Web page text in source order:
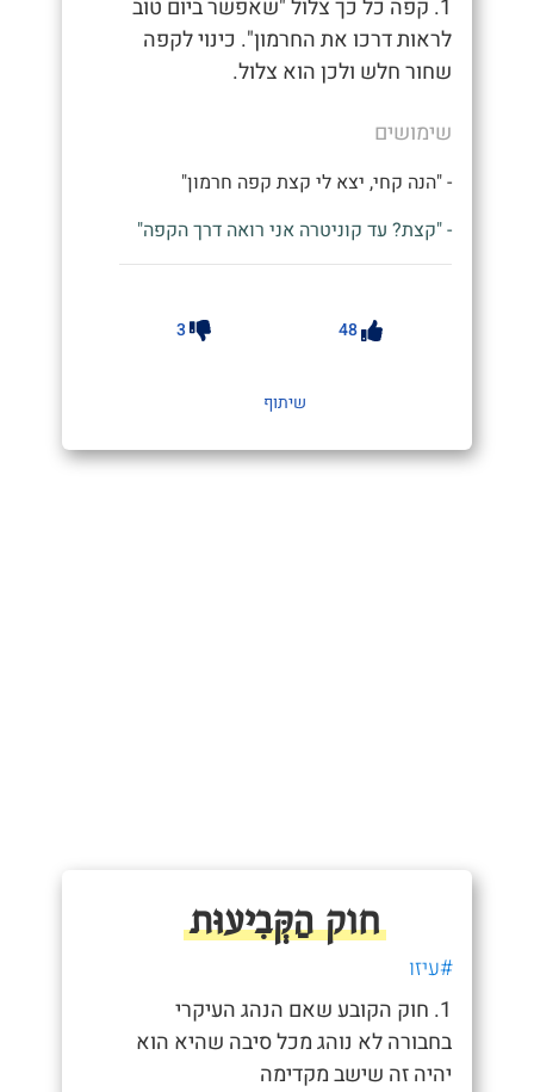
1. קפה כל כך צלול "שאפשר ביום טוב
לראות דרכו את החרמון". כינוי לקפה
שחור חלש ולכן הוא צלול.
שימושים
- "הנה קחי, יצא לי קצת קפה חרמון"
- "קצת? עד קוניטרה אני רואה דרך הקפה"
48
3
שיתוף
חוק הַקְּבִיעוּת
#עיזו
1. חוק הקובע שאם הנהג העיקרי
בחבורה לא נוהג מכל סיבה שהיא הוא
יהיה זה שישב מקדימה